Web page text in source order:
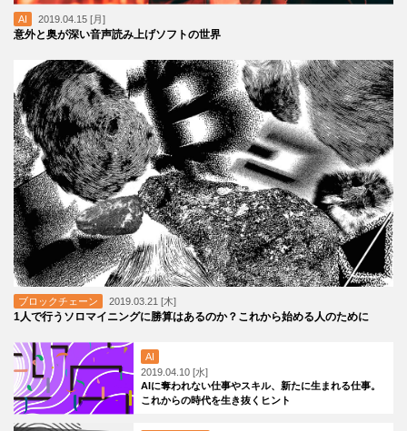
AI 2019.04.15 [月]
意外と奥が深い音声読み上げソフトの世界
ブロックチェーン 2019.03.21 [木]
1人で行うソロマイニングに勝算はあるのか？これから始める人のために
AI
2019.04.10 [水]
AIに奪われない仕事やスキル、新たに生まれる仕事。
これからの時代を生き抜くヒント